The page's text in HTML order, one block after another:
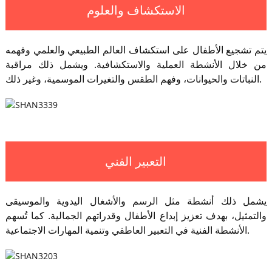
الاستكشاف والعلوم
يتم تشجيع الأطفال على استكشاف العالم الطبيعي والعلمي وفهمه
من خلال الأنشطة العملية والاستكشافية. ويشمل ذلك مراقبة
النباتات والحيوانات، وفهم الطقس والتغيرات الموسمية، وغير ذلك.
التعبير الفني
يشمل ذلك أنشطة مثل الرسم والأشغال اليدوية والموسيقى
والتمثيل، بهدف تعزيز إبداع الأطفال وقدراتهم الجمالية. كما تُسهم
الأنشطة الفنية في التعبير العاطفي وتنمية المهارات الاجتماعية.